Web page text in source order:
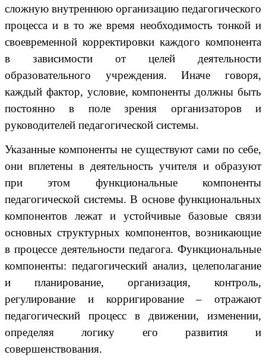
сложную внутреннюю организацию педагогического
процесса и в то же время необходимость тонкой и
своевременной корректировки каждого компонента
в зависимости от целей деятельности
образовательного учреждения. Иначе говоря,
каждый фактор, условие, компоненты должны быть
постоянно в поле зрения организаторов и
руководителей педагогической системы.
Указанные компоненты не существуют сами по себе,
они вплетены в деятельность учителя и образуют
при этом функциональные компоненты
педагогической системы. В основе функциональных
компонентов лежат и устойчивые базовые связи
основных структурных компонентов, возникающие
в процессе деятельности педагога. Функциональные
компоненты: педагогический анализ, целеполагание
и планирование, организация, контроль,
регулирование и корригирование – отражают
педагогический процесс в движении, изменении,
определяя логику его развития и
совершенствования.